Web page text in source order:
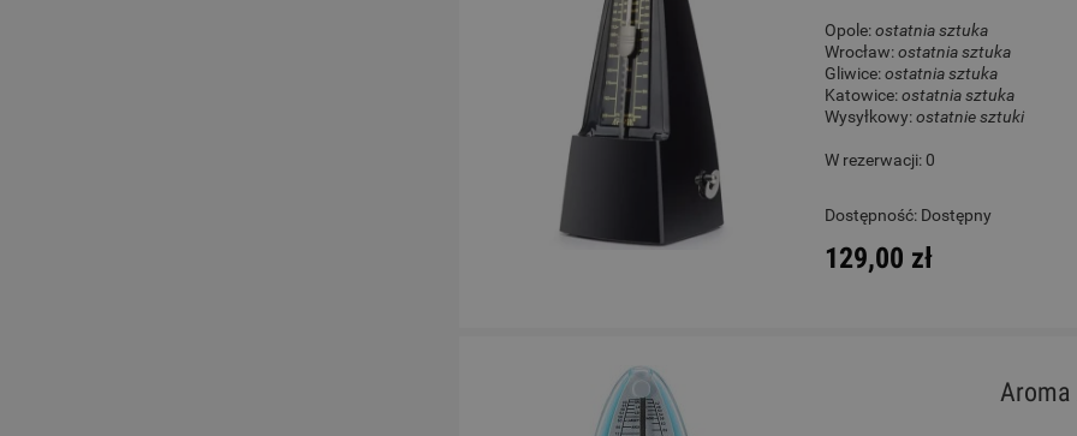
Opole:ostatnia sztuka
Wrocław:ostatnia sztuka
Gliwice:ostatnia sztuka
Katowice:ostatnia sztuka
Wysyłkowy:ostatnie sztuki
W rezerwacji: 0
Dostępność: Dostępny
129,00 zł
Aroma